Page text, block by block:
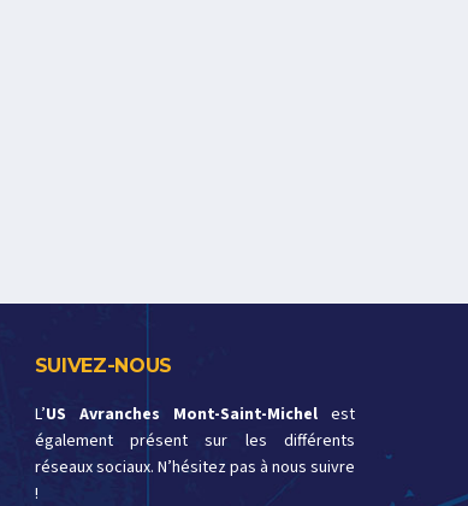
SUIVEZ-NOUS
L’US Avranches Mont-Saint-Michelest
également présent sur les différents
réseaux sociaux. N’hésitez pas à nous suivre
!